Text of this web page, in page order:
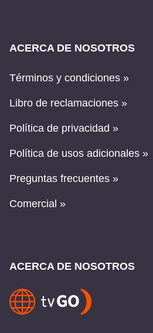
ACERCA DE NOSOTROS
Términos y condiciones »
Libro de reclamaciones »
Política de privacidad »
Política de usos adicionales »
Preguntas frecuentes »
Comercial »
ACERCA DE NOSOTROS